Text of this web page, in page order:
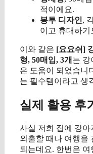
적이에요.
봉투 디자인,
이고 휴대하기
이와 같은 [요요쉬]
형, 50매입, 3개 는 강
은 도움이 되었습니
는 필수템이라고 생
실제 활용 후기
사실 저희 집에 강아
외출할 때나 여행을
되는데요. 한번은